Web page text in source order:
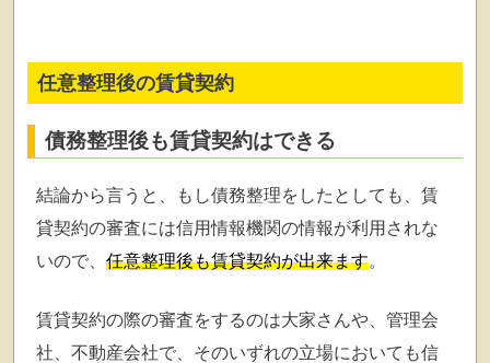
任意整理後の賃貸契約
債務整理後も賃貸契約はできる
結論から言うと、もし債務整理をしたとしても、賃
貸契約の審査には信用情報機関の情報が利用されな
いので、 任意整理後も賃貸契約が出来ます。
賃貸契約の際の審査をするのは大家さんや、管理会
社、不動産会社で、そのいずれの立場においても信